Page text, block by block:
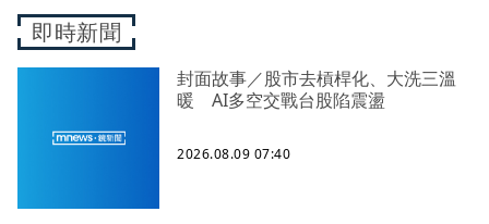
即時新聞
封面故事／股市去槓桿化、大洗三溫
暖 AI多空交戰台股陷震盪
2026.08.09 07:40